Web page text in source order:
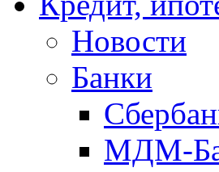
Новости
Банки
МДМ-